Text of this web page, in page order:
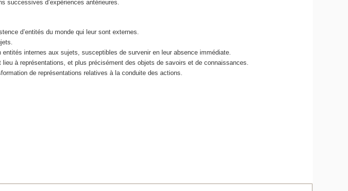
successives d’expériences antérieures.
d’entités du monde qui leur sont externes.
internes aux sujets, susceptibles de survenir en leur absence immédiate.
à représentations, et plus précisément des objets de savoirs et de connaissances.
de représentations relatives à la conduite des actions.